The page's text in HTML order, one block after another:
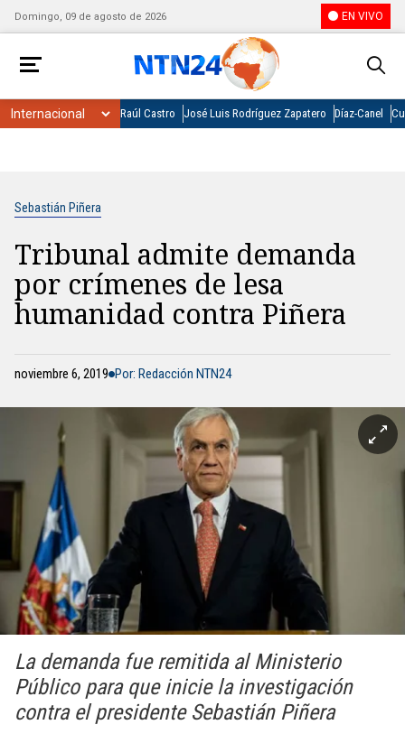
Domingo, 09 de agosto de 2026 EN VIVO
Raúl Castro José Luis Rodríguez Zapatero Díaz-Canel
Sebastián Piñera
Tribunal admite demanda
por crímenes de lesa
humanidad contra Piñera
noviembre 6, 2019 Por: Redacción NTN24
La demanda fue remitida al Ministerio
Público para que inicie la investigación
contra el presidente Sebastián Piñera